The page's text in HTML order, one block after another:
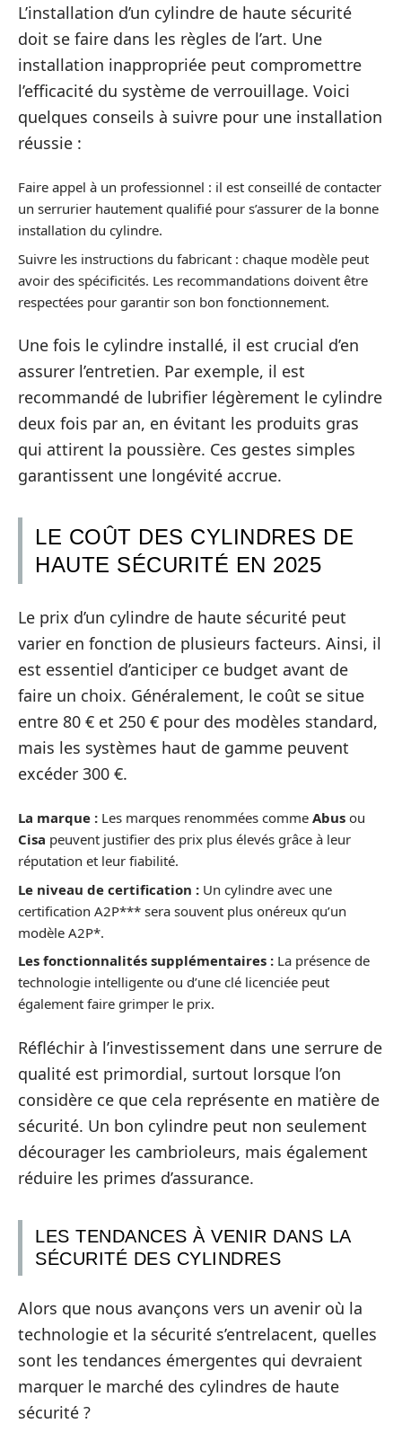
L’installation d’un cylindre de haute sécurité
doit se faire dans les règles de l’art. Une
installation inappropriée peut compromettre
l’efficacité du système de verrouillage. Voici
quelques conseils à suivre pour une installation
réussie :
Faire appel à un professionnel : il est conseillé de contacter
un serrurier hautement qualifié pour s’assurer de la bonne
installation du cylindre.
Suivre les instructions du fabricant : chaque modèle peut
avoir des spécificités. Les recommandations doivent être
respectées pour garantir son bon fonctionnement.
Une fois le cylindre installé, il est crucial d’en
assurer l’entretien. Par exemple, il est
recommandé de lubrifier légèrement le cylindre
deux fois par an, en évitant les produits gras
qui attirent la poussière. Ces gestes simples
garantissent une longévité accrue.
LE COÛT DES CYLINDRES DE
HAUTE SÉCURITÉ EN 2025
Le prix d’un cylindre de haute sécurité peut
varier en fonction de plusieurs facteurs. Ainsi, il
est essentiel d’anticiper ce budget avant de
faire un choix. Généralement, le coût se situe
entre 80 € et 250 € pour des modèles standard,
mais les systèmes haut de gamme peuvent
excéder 300 €.
La marque : Les marques renommées comme Abus ou
Cisa peuvent justifier des prix plus élevés grâce à leur
réputation et leur fiabilité.
Le niveau de certification : Un cylindre avec une
certification A2P*** sera souvent plus onéreux qu’un
modèle A2P*.
Les fonctionnalités supplémentaires : La présence de
technologie intelligente ou d’une clé licenciée peut
également faire grimper le prix.
Réfléchir à l’investissement dans une serrure de
qualité est primordial, surtout lorsque l’on
considère ce que cela représente en matière de
sécurité. Un bon cylindre peut non seulement
décourager les cambrioleurs, mais également
réduire les primes d’assurance.
LES TENDANCES À VENIR DANS LA
SÉCURITÉ DES CYLINDRES
Alors que nous avançons vers un avenir où la
technologie et la sécurité s’entrelacent, quelles
sont les tendances émergentes qui devraient
marquer le marché des cylindres de haute
sécurité ?